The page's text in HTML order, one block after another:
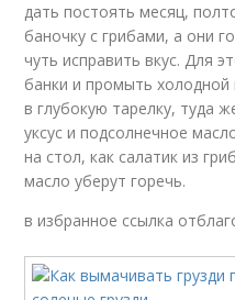
дать постоять месяц,
баночку с грибами, а они
чуть исправить вкус. Для
банки и промыть
в глубокую тарелку, туда
уксус и подсолнечное
на стол, как салатик из
масло уберут горечь.
в избранное ссылка